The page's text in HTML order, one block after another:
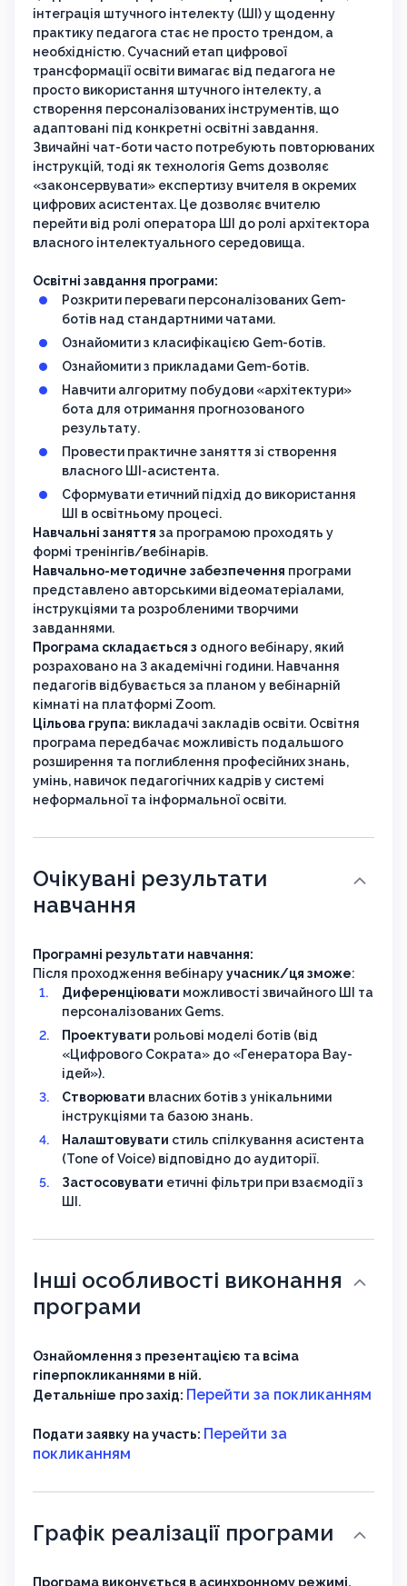
інтеграція штучного інтелекту (ШІ) у щоденну
практику педагога стає не просто трендом, а
необхідністю. Сучасний етап цифрової
трансформації освіти вимагає від педагога не
просто використання штучного інтелекту, а
створення персоналізованих інструментів, що
адаптовані під конкретні освітні завдання.
Звичайні чат-боти часто потребують повторюваних
інструкцій, тоді як технологія Gems дозволяє
«законсервувати» експертизу вчителя в окремих
цифрових асистентах. Це дозволяє вчителю
перейти від ролі оператора ШІ до ролі архітектора
власного інтелектуального середовища.
Освітні завдання програми:
Розкрити переваги персоналізованих Gem-
ботів над стандартними чатами.
Ознайомити з класифікацією Gem-ботів.
Ознайомити з прикладами Gem-ботів.
Навчити алгоритму побудови «архітектури»
бота для отримання прогнозованого
результату.
Провести практичне заняття зі створення
власного ШІ-асистента.
Сформувати етичний підхід до використання
ШІ в освітньому процесі.
Навчальні заняття за програмою проходять у
формі тренінгів/вебінарів.
Навчально-методичне забезпечення програми
представлено авторськими відеоматеріалами,
інструкціями та розробленими творчими
завданнями.
Програма складається з одного вебінару, який
розраховано на 3 академічні години. Навчання
педагогів відбувається за планом у вебінарній
кімнаті на платформі Zoom.
Цільова група: викладачі закладів освіти. Освітня
програма передбачає можливість подальшого
розширення та поглиблення професійних знань,
умінь, навичок педагогічних кадрів у системі
неформальної та інформальної освіти.
Очікувані результати
навчання
Програмні результати навчання:
Після проходження вебінаруучасник/ця зможе:
Диференціювати можливості звичайного ШІ та
персоналізованих Gems.
Проектувати рольові моделі ботів (від
«Цифрового Сократа» до «Генератора Вау-
ідей»).
Створювати власних ботів з унікальними
інструкціями та базою знань.
Налаштовувати стиль спілкування асистента
(Tone of Voice) відповідно до аудиторії.
Застосовувати етичні фільтри при взаємодії з
ШІ.
Інші особливості виконання
програми
Ознайомлення з презентацією та всіма
гіперпокликаннями в ній.
Детальніше про захід: Перейти за покликанням
Подати заявку на участь: Перейти за
покликанням
Графік реалізації програми
Програма виконується в асинхронному режимі.